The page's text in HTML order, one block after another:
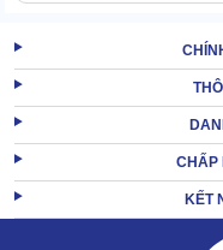
Check cẩn thận
CHẤP
KẾT